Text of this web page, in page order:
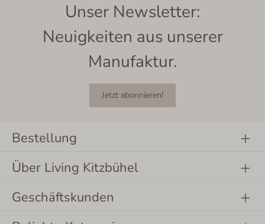
Unser Newsletter:
Neuigkeiten aus unserer
Manufaktur.
Jetzt abonnieren!
Bestellung
Über Living Kitzbühel
Geschäftskunden